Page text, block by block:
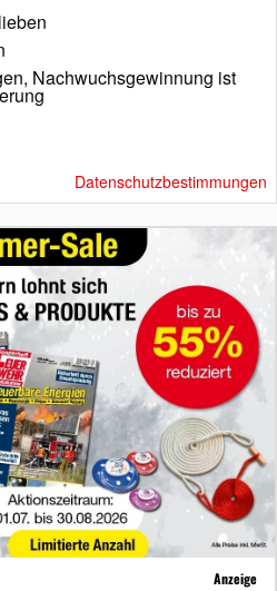
Nachwuchsgewinnung ist
Datenschutzbestimmungen
Anzeige